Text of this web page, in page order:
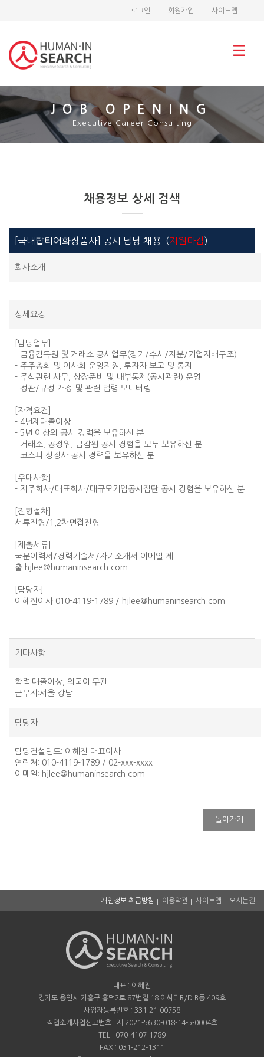
로그인 회원가입 사이트맵
JOB OPENING
Executive Career Consulting
채용정보 상세 검색
[국내탑티어화장품사] 공시 담당 채용 (지원마감)
회사소개
상세요강
[담당업무]
- 금융감독원 및 거래소 공시업무(정기/수시/지분/기업지배구조)
- 주주총회 및 이사회 운영지원, 투자자 보고 및 통지
- 주식관련 사무, 상장준비 및 내부통제(공시관련) 운영
- 정관/규정 개정 및 관련 법령 모니터링
[자격요건]
- 4년제대졸이상
- 5년 이상의 공시 경력을 보유하신 분
- 거래소, 공정위, 금감원 공시 경험을 모두 보유하신 분
- 코스피 상장사 공시 경력을 보유하신 분
[우대사항]
- 지주회사/대표회사/대규모기업공시집단 공시 경험을 보유하신 분
[전형절차]
서류전형/1,2차면접전형
[제출서류]
국문이력서/경력기술서/자기소개서 이메일 제
출 hjlee@humaninsearch.com
[담당자]
이혜진이사 010-4119-1789 / hjlee@humaninsearch.com
기타사항
학력:대졸이상, 외국어:무관
근무지:서울 강남
담당자
담당컨설턴트: 이혜진 대표이사
연락처 : 010-4119-1789 / 02-xxx-xxxx
이메일 : hjlee@humaninsearch.com
돌아가기
개인정보 취급방침 이용약관 사이트맵 오시는길
대표 : 이혜진
경기도 용인시 기흥구 흥덕2로 87번길 18 이씨티B/D B동 409호
사업자등록번호 : 331-21-00758
직업소개사업신고번호 : 제 2021-5630-018-14-5-0004호
TEL : 070-4107-1789
FAX : 031-212-1311